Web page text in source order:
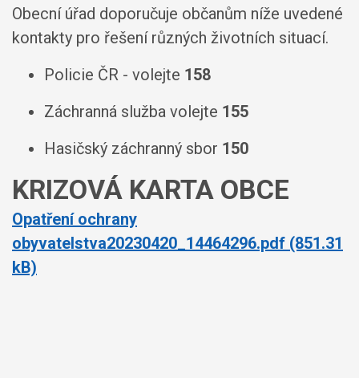
Obecní úřad doporučuje občanům níže uvedené
kontakty pro řešení různých životních situací.
Policie ČR - volejte 158
Záchranná služba volejte 155
Hasičský záchranný sbor 150
KRIZOVÁ KARTA OBCE
Opatření ochrany
obyvatelstva20230420_14464296.pdf (851.31
kB)